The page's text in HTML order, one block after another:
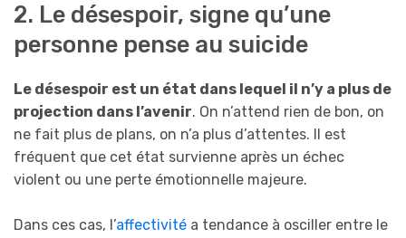
2. Le désespoir, signe qu’une
personne pense au suicide
Le désespoir est un état dans lequel il n’y a plus de
projection dans l’avenir. On n’attend rien de bon, on
ne fait plus de plans, on n’a plus d’attentes. Il est
fréquent que cet état survienne après un échec
violent ou une perte émotionnelle majeure.
Dans ces cas, l’affectivité a tendance à osciller entre le